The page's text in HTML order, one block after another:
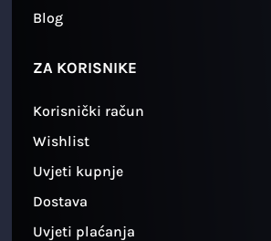
Blog
ZA KORISNIKE
Korisnički račun
Wishlist
Uvjeti kupnje
Dostava
Uvjeti plaćanja